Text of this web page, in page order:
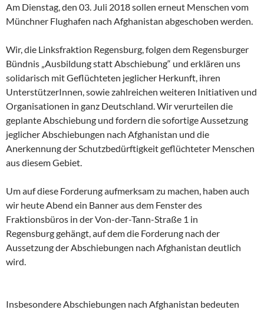
Am Dienstag, den 03. Juli 2018 sollen erneut Menschen vom
Münchner Flughafen nach Afghanistan abgeschoben werden.
Wir, die Linksfraktion Regensburg, folgen dem Regensburger
Bündnis „Ausbildung statt Abschiebung“ und erklären uns
solidarisch mit Geflüchteten jeglicher Herkunft, ihren
UnterstützerInnen, sowie zahlreichen weiteren Initiativen und
Organisationen in ganz Deutschland. Wir verurteilen die
geplante Abschiebung und fordern die sofortige Aussetzung
jeglicher Abschiebungen nach Afghanistan und die
Anerkennung der Schutzbedürftigkeit geflüchteter Menschen
aus diesem Gebiet.
Um auf diese Forderung aufmerksam zu machen, haben auch
wir heute Abend ein Banner aus dem Fenster des
Fraktionsbüros in der Von-der-Tann-Straße 1 in
Regensburg gehängt, auf dem die Forderung nach der
Aussetzung der Abschiebungen nach Afghanistan deutlich
wird.
Insbesondere Abschiebungen nach Afghanistan bedeuten